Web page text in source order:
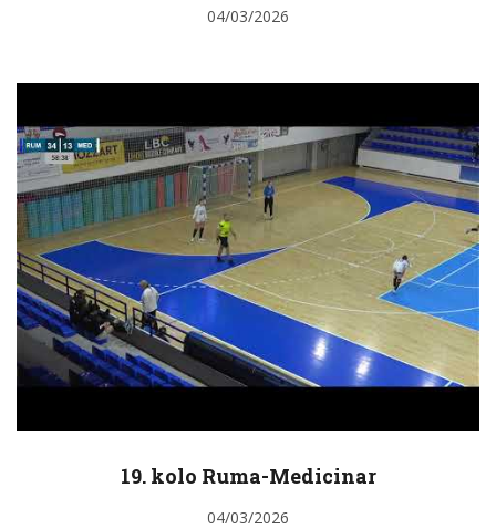
04/03/2026
19. kolo Ruma-Medicinar
04/03/2026